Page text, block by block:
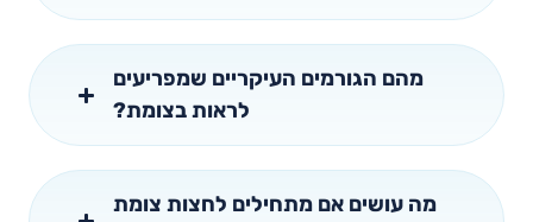
מהם הגורמים העיקריים שמפריעים
לראות בצומת?
מה עושים אם מתחילים לחצות צומת